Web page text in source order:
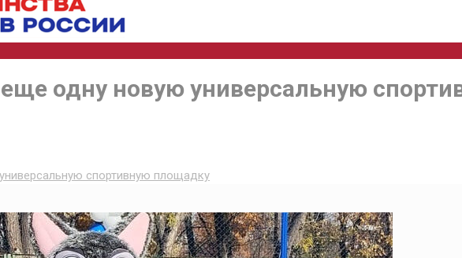
одну новую универсальную
спортивную площадку